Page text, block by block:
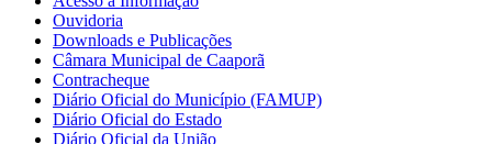
Ouvidoria
Downloads e Publicações
Câmara Municipal de Caaporã
Contracheque
Diário Oficial do Município (FAMUP)
Diário Oficial do Estado
Diário Oficial da União